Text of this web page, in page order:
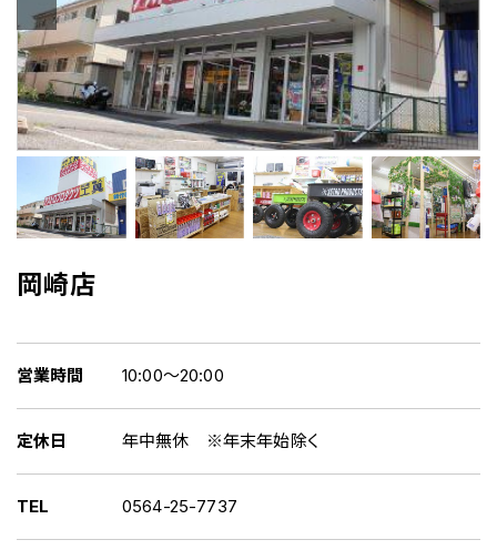
岡崎店
営業時間 10:00～20:00
定休日 年中無休 ※年末年始除く
TEL 0564-25-7737